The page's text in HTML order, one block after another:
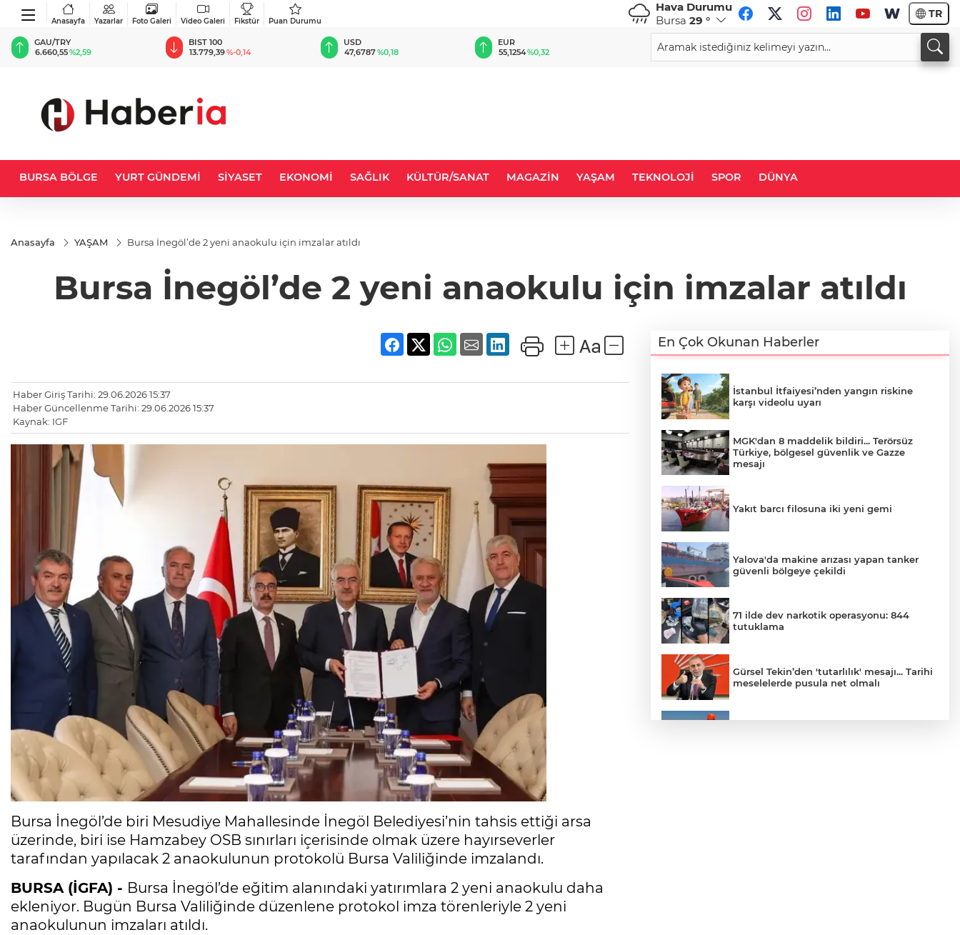
Anasayfa Yazarlar Foto Galeri Video Galeri Fikstür Puan Durumu
Hava Durumu
Bursa 29 ° TR
GAU/TRY
6.660,55
%2,59
BIST 100
13.779,39%-0,14
USD
47,6787
%0,18
EUR
55,1254
%0,32 %0,38
59,0083%0,82
CAD
34,1883
BURSA BÖLGE YURT GÜNDEMİ SİYASET EKONOMİ SAĞLIK KÜLTÜR/SANAT MAGAZİN YAŞAM TEKNOLOJİ SPOR DÜNYA
Anasayfa YAŞAM Bursa İnegöl’de 2 yeni anaokulu için imzalar atıldı
Bursa İnegöl’de 2 yeni anaokulu için imzalar atıldı
Haber Giriş Tarihi: 29.06.2026 15:37
Haber Güncellenme Tarihi: 29.06.2026 15:37
Kaynak: IGF
Bursa İnegöl’de biri Mesudiye Mahallesinde İnegöl Belediyesi’nin tahsis ettiği arsa
üzerinde, biri ise Hamzabey OSB sınırları içerisinde olmak üzere hayırseverler
tarafından yapılacak 2 anaokulunun protokolü Bursa Valiliğinde imzalandı.
BURSA (İGFA) - Bursa İnegöl’de eğitim alanındaki yatırımlara 2 yeni anaokulu daha
ekleniyor. Bugün Bursa Valiliğinde düzenlene protokol imza törenleriyle 2 yeni
anaokulunun imzaları atıldı.
En Çok Okunan Haberler
İstanbul İtfaiyesi’nden yangın riskine
karşı videolu uyarı
MGK'dan 8 maddelik bildiri... Terörsüz
Türkiye, bölgesel güvenlik ve Gazze
mesajı
Yakıt barcı filosuna iki yeni gemi
Yalova'da makine arızası yapan tanker
güvenli bölgeye çekildi
71 ilde dev narkotik operasyonu: 844
tutuklama
Gürsel Tekin’den 'tutarlılık' mesajı... Tarihi
meselelerde pusula net olmalı